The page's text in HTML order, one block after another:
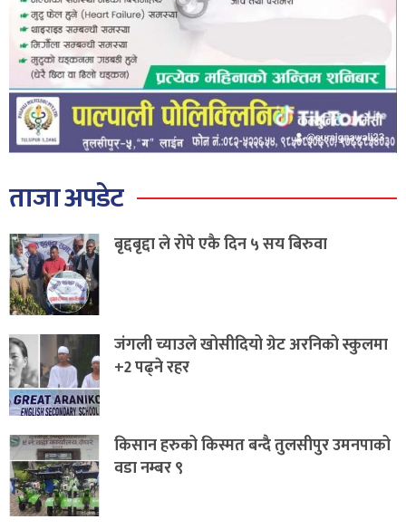
ताजा अपडेट
बृद्दबृद्दा ले रोपे एकै दिन ५ सय बिरुवा
जंगली च्याउले खोसीदियो ग्रेट अरनिको स्कुलमा
+2 पढ्ने रहर
किसान हरुको किस्मत बन्दै तुलसीपुर उमनपाको
वडा नम्बर ९